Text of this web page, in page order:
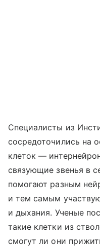
Специалисты из
сосредоточились на
клеток —
связующие звенья в
помогают разным
и тем самым
и дыхания. Ученые
такие клетки из
смогут ли они